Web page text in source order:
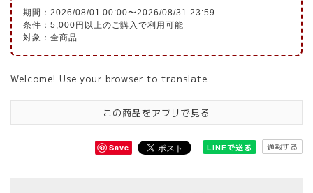
期間：2026/08/01 00:00〜2026/08/31 23:59
条件：5,000円以上のご購入で利用可能
対象：全商品
Welcome! Use your browser to translate.
この商品をアプリで見る
Save LINEで送る 通報する